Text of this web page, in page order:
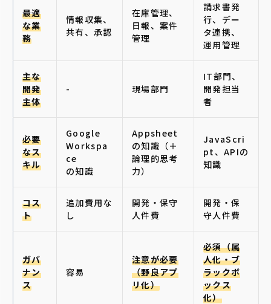
最適
な業
務
情報収集、
共有、承認
在庫管理、
日報、案件
管理
請求書発
行、デー
タ連携、
運用管理
主な
開発
主体
- 現場部門
IT部門、
開発担当
者
必要
なス
キル
Google
Workspa
ce
の知識
Appsheet
の知識（＋
論理的思考
力）
JavaScri
pt、APIの
知識
コス
ト
追加費用な
し
開発・保守
人件費
開発・保
守人件費
ガバ
ナン
ス
容易
注意が必要
（野良アプ
リ化）
必須（属
人化・ブ
ラックボ
ックス
化）